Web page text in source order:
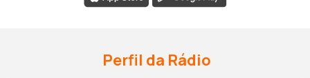
Perfil da Rádio